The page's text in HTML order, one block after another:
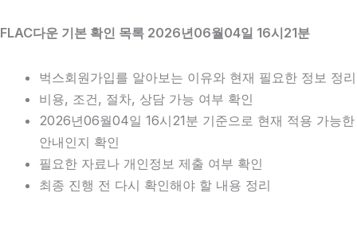
FLAC다운 기본 확인 목록 2026년06월04일 16시21분
벅스회원가입를 알아보는 이유와 현재 필요한 정보 정리
비용, 조건, 절차, 상담 가능 여부 확인
2026년06월04일 16시21분 기준으로 현재 적용 가능한
안내인지 확인
필요한 자료나 개인정보 제출 여부 확인
최종 진행 전 다시 확인해야 할 내용 정리